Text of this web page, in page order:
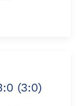
(3:0)